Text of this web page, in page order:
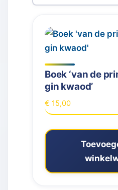
Boek ‘van de
gin kwaod’
€ 15,00